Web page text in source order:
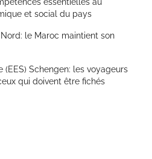
et social du pays
le Maroc maintient son
(EES) Schengen: les voyageurs
qui doivent être fichés